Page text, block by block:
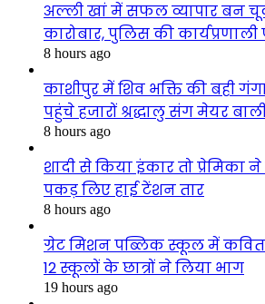
अल्ली खां में सफल व्यापार बन
कारोबार, पुलिस की कार्यप्रणाली
8 hours ago
काशीपुर में शिव भक्ति की बही
पहुंचे हजारों श्रद्धालु संग मेयर
8 hours ago
शादी से किया इंकार तो प्रेमिका
पकड़ लिए हाई टेंशन तार
8 hours ago
ग्रेट मिशन पब्लिक स्कूल में कविता
12 स्कूलों के छात्रों ने लिया भाग
19 hours ago